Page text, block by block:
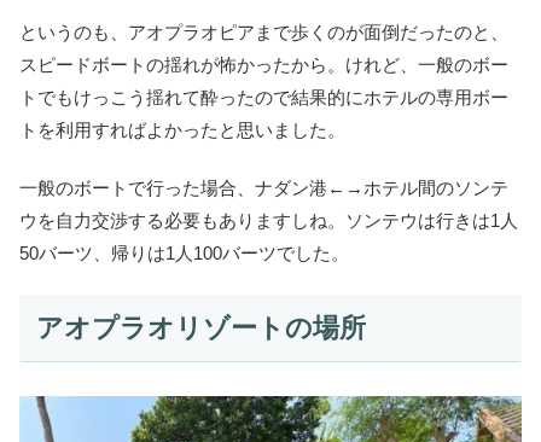
というのも、アオプラオピアまで歩くのが面倒だったのと、
スピードボートの揺れが怖かったから。けれど、一般のボー
トでもけっこう揺れて酔ったので結果的にホテルの専用ボー
トを利用すればよかったと思いました。
一般のボートで行った場合、ナダン港←→ホテル間のソンテ
ウを自力交渉する必要もありますしね。ソンテウは行きは1人
50バーツ、帰りは1人100バーツでした。
アオプラオリゾートの場所